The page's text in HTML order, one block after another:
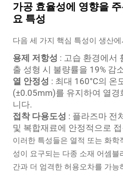
가공 효율성에 영향을
요 특성
다음 세 가지 핵심 특성이 생산
용제 저항성 : 고습 환경에서
출 성형 시 불량률을 19% 감
열 안정성 : 최대 160°C의 온
(±0.05mm)를 유지하여 열경
니다.
접착 다용도성 : 플라즈마 전
및 복합재료에 안정적으로
이러한 특성들은 열적 또는 화학
성이 요구되는 다종 소재 어셈블
간과 더 엄격한 허용오차를 가능